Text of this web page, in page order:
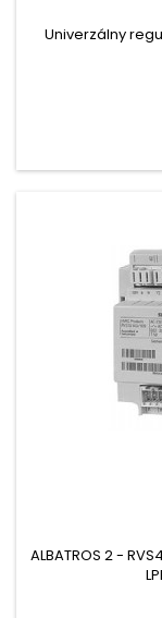
Univerzálny
ALBATROS 2 -